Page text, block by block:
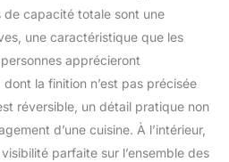
capacité totale sont une
une caractéristique que les
apprécieront
la finition n’est pas précisée
réversible, un détail pratique non
d’une cuisine. À l’intérieur,
parfaite sur l’ensemble des